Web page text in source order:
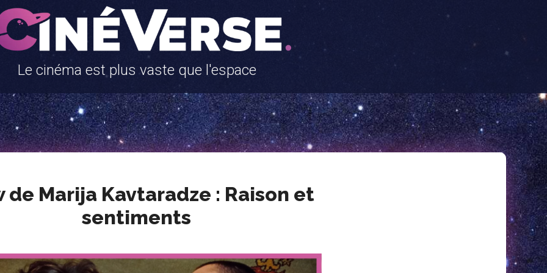
Le cinéma est plus vaste que l'espace
de Marija Kavtaradze : Raison et
sentiments